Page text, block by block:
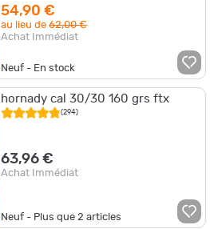
54,90 €
au lieu de62,00 €
Achat Immédiat
Neuf - En stock
hornady cal 30/30 160 grs ftx
(294)
63,96 €
Achat Immédiat
Neuf - Plus que2 articles